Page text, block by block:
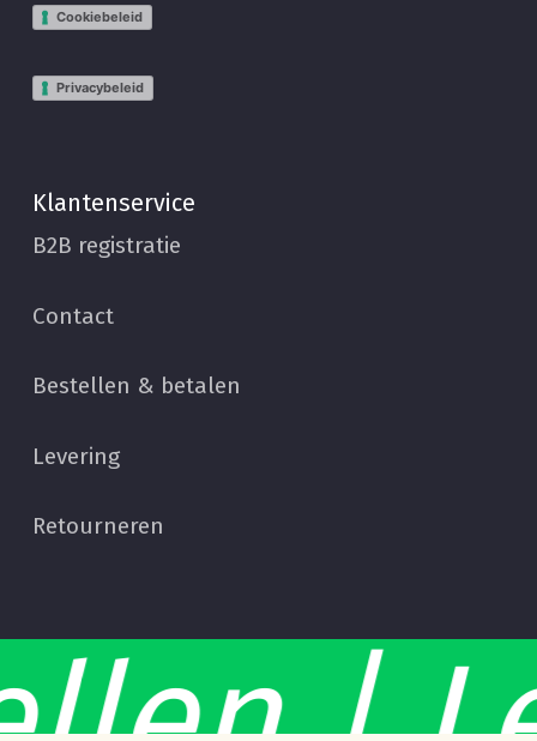
Bekijk Winkelwagen Afrekenen
Cookiebeleid
Privacybeleid
Klantenservice
B2B registratie
Contact
Bestellen & betalen
Levering
Retourneren